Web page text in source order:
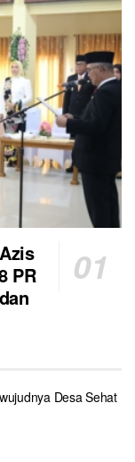
PR
Desa Sehat